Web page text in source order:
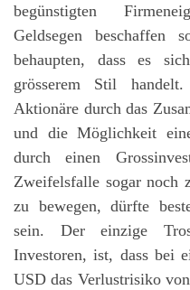
begünstigten
Geldsegen beschaffen
behaupten, dass es
grösserem Stil
Aktionäre durch das
und die Möglichkeit
durch einen
Zweifelsfalle sogar noch
zu bewegen, dürfte
sein. Der einzige
Investoren, ist, dass bei
USD das Verlustrisiko